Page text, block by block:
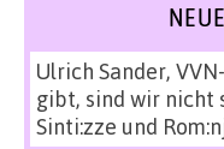
Ulrich Sander,
gibt, sind wir nicht
Sinti:zze und